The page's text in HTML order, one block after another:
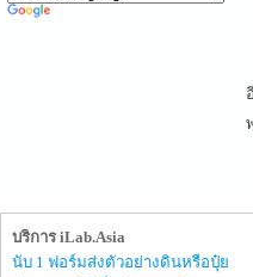
บริการ iLab.Asia
นับ 1 ฟอร์มส่งตัวอย่างดินหรือปุ๋ย